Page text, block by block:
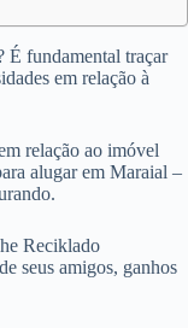
É fundamental traçar
em relação à
relação ao imóvel
alugar em Maraial –
Reciklado
seus amigos, ganhos